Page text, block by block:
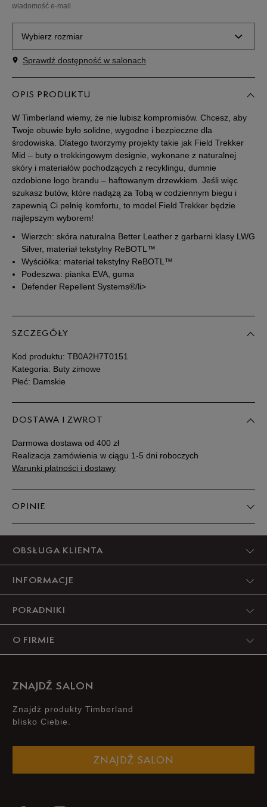
wiadomość e-mail.
Wybierz rozmiar
Rozmiary EU
36 22,5 cm
37 23 cm Powiadom o dostępności
37,5 23,5 cm Powiadom o dostępności
38 24 cm Powiadom o dostępności
39 25 cm Powiadom o dostępności
39,5 25,5 cm
41 26,5 cm
Sprawdź dostępność w salonach
OPIS PRODUKTU
W Timberland wiemy, że nie lubisz kompromisów. Chcesz, aby
Twoje obuwie było solidne, wygodne i bezpieczne dla
środowiska. Dlatego tworzymy projekty takie jak Field Trekker
Mid – buty o trekkingowym designie, wykonane z naturalnej
skóry i materiałów pochodzących z recyklingu, dumnie
ozdobione logo brandu – haftowanym drzewkiem. Jeśli więc
szukasz butów, które nadążą za Tobą w codziennym biegu i
zapewnią Ci pełnię komfortu, to model Field Trekker będzie
najlepszym wyborem!
Wierzch: skóra naturalna Better Leather z garbarni klasy LWG
Silver, materiał tekstylny ReBOTL™
Wyściółka: materiał tekstylny ReBOTL™
Podeszwa: pianka EVA, guma
Defender Repellent Systems®/li>
SZCZEGÓŁY
Kod produktu: TB0A2H7T0151
Kategoria: Buty zimowe
Płeć: Damskie
DOSTAWA I ZWROT
Darmowa dostawa od 400 zł
Realizacja zamówienia w ciągu 1-5 dni roboczych
Warunki płatności i dostawy
OPINIE
OBSŁUGA KLIENTA
INFORMACJE
PORADNIKI
O FIRMIE
ZNAJDŹ SALON
Znajdż produkty Timberland
blisko Ciebie.
ZNAJDŹ SALON